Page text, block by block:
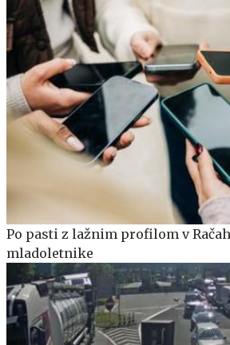
Po pasti z lažnim profilom v
mladoletnike